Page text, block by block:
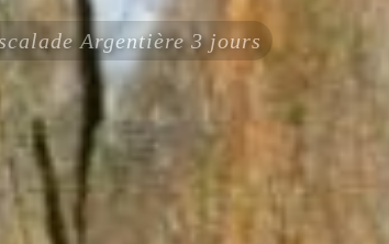
Argentière 3 jours